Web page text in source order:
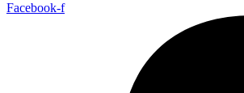
Facebook-f